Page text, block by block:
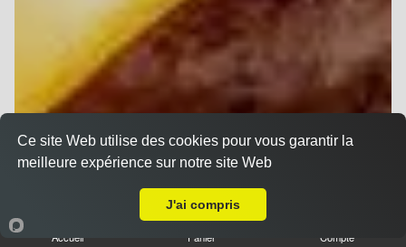
Accueil Panier Compte
Ce site Web utilise des cookies pour vous garantir la
meilleure expérience sur notre site Web
J'ai compris